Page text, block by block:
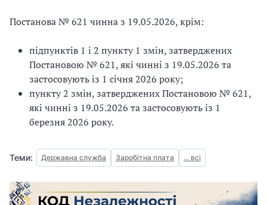
Постанова № 621 чинна з 19.05.2026, крім:
підпунктів 1 і 2 пункту 1 змін, затверджених
Постановою № 621, які чинні з 19.05.2026 та
застосовують із 1 січня 2026 року;
пункту 2 змін, затверджених Постановою № 621,
які чинні з 19.05.2026 та застосовують із 1
березня 2026 року.
Теми: Державна служба Заробітна плата ... всі